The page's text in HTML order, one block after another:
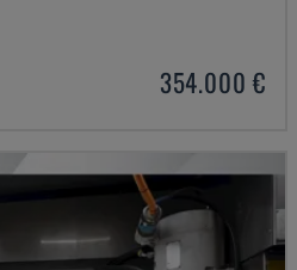
354.000 €